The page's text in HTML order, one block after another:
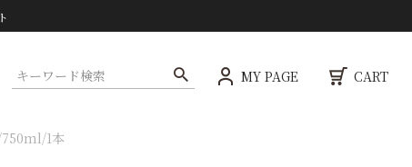
MY PAGE CART
/750ml/1本